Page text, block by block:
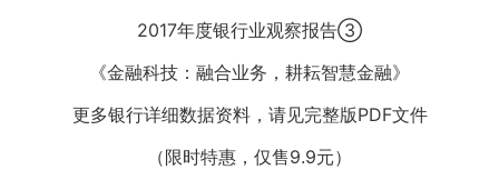
2017年度银行业观察报告③
《金融科技：融合业务，耕耘智慧金融》
更多银行详细数据资料，请见完整版PDF文件
（限时特惠，仅售9.9元）